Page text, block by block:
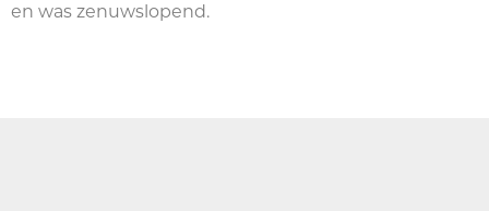
en was zenuwslopend.